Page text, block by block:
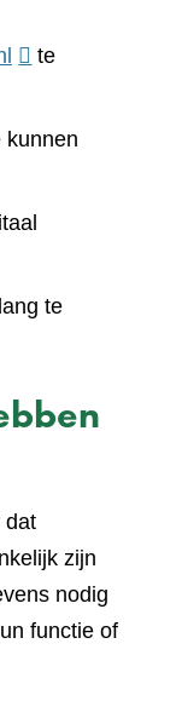
te
kunnen
te
dat
zijn
nodig
functie of